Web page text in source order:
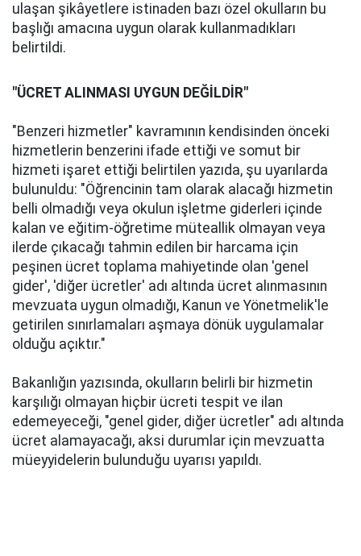
ulaşan şikâyetlere istinaden bazı özel okulların bu
başlığı amacına uygun olarak kullanmadıkları
belirtildi.
"ÜCRET ALINMASI UYGUN DEĞİLDİR"
"Benzeri hizmetler" kavramının kendisinden önceki
hizmetlerin benzerini ifade ettiği ve somut bir
hizmeti işaret ettiği belirtilen yazıda, şu uyarılarda
bulunuldu: "Öğrencinin tam olarak alacağı hizmetin
belli olmadığı veya okulun işletme giderleri içinde
kalan ve eğitim-öğretime müteallik olmayan veya
ilerde çıkacağı tahmin edilen bir harcama için
peşinen ücret toplama mahiyetinde olan 'genel
gider', 'diğer ücretler' adı altında ücret alınmasının
mevzuata uygun olmadığı, Kanun ve Yönetmelik'le
getirilen sınırlamaları aşmaya dönük uygulamalar
olduğu açıktır."
Bakanlığın yazısında, okulların belirli bir hizmetin
karşılığı olmayan hiçbir ücreti tespit ve ilan
edemeyeceği, "genel gider, diğer ücretler" adı altında
ücret alamayacağı, aksi durumlar için mevzuatta
müeyyidelerin bulunduğu uyarısı yapıldı.